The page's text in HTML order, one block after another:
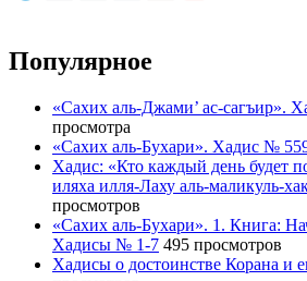
Популярное
«Сахих аль-Джами’ ас-сагъир».
просмотра
«Сахих аль-Бухари». Хадис №
Хадис: «Кто каждый день будет
иляха илля-Лаху аль-маликуль-
просмотров
«Сахих аль-Бухари». 1. Книга:
Хадисы № 1-7 495 просмотров
Хадисы о достоинстве Корана и